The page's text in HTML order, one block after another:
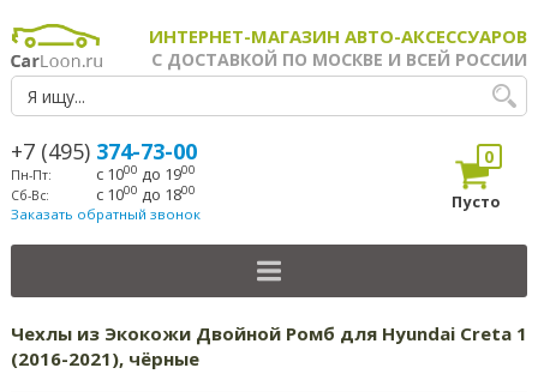
ИНТЕРНЕТ-МАГАЗИН АВТО-АКСЕССУАРОВ
С ДОСТАВКОЙ ПО МОСКВЕ И ВСЕЙ РОССИИ
+7 (495) 374-73-00
Пн-Пт: с 1000 до 1900
Сб-Вс: с 1000 до 1800
Заказать обратный звонок
0
Пусто
Чехлы из Экокожи Двойной Ромб для Hyundai Creta 1
(2016-2021), чёрные